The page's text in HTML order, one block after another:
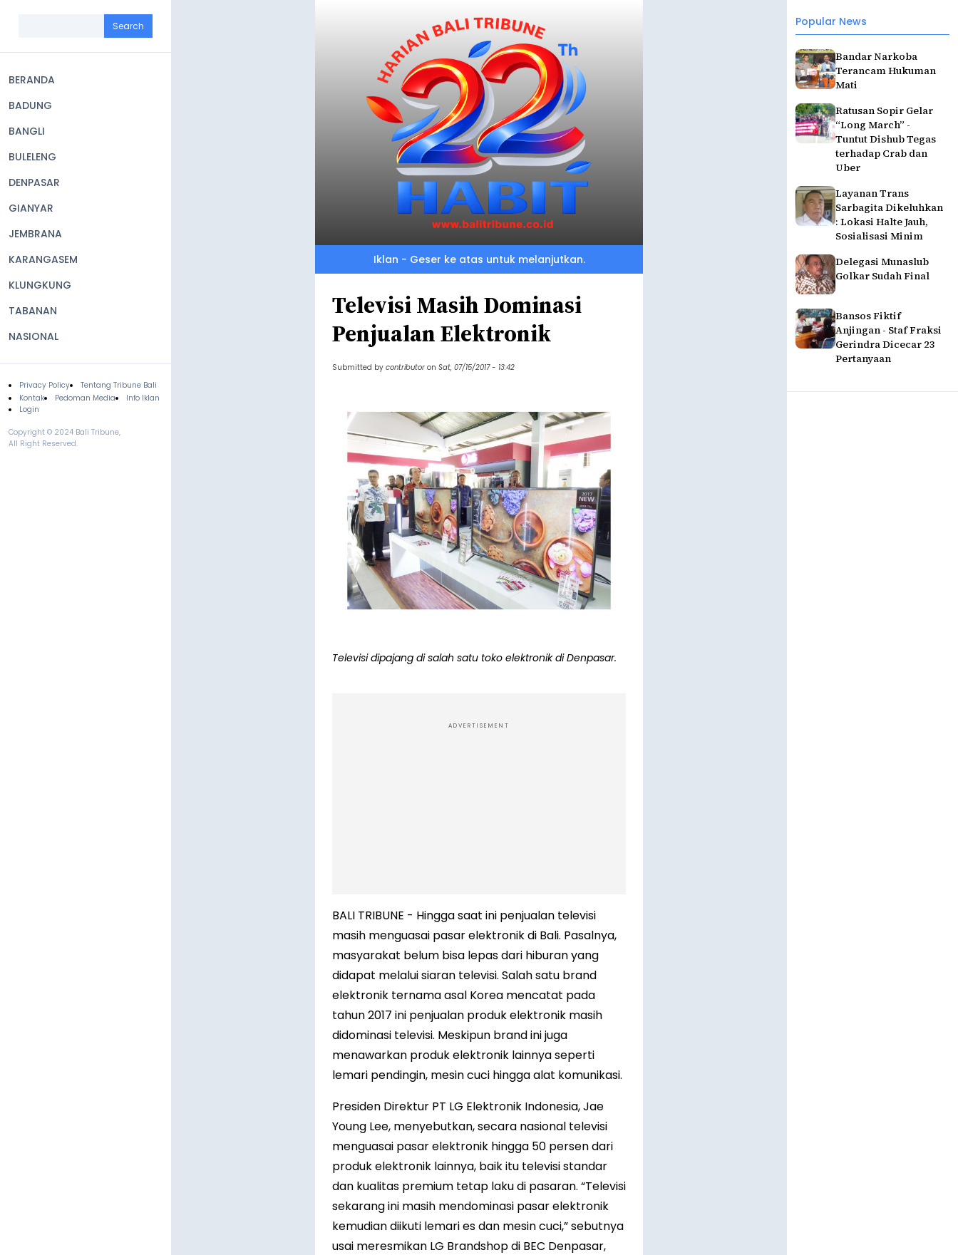
navigation
BERANDA
BADUNG
BANGLI
BULELENG
DENPASAR
GIANYAR
JEMBRANA
KARANGASEM
KLUNGKUNG
TABANAN
NASIONAL
Footer
Privacy Policy
Tentang Tribune Bali
Kontak
Pedoman Media
Info Iklan
Login
Copyright © 2024 Bali Tribune,
All Right Reserved.
Popular News
Bandar Narkoba
Terancam Hukuman
Mati
Ratusan Sopir Gelar
“Long March” -
Tuntut Dishub Tegas
terhadap Crab dan
Uber
Layanan Trans
Sarbagita Dikeluhkan
: Lokasi Halte Jauh,
Sosialisasi Minim
Delegasi Munaslub
Golkar Sudah Final
Bansos Fiktif
Anjingan - Staf Fraksi
Gerindra Dicecar 23
Pertanyaan
Iklan - Geser ke atas untuk melanjutkan.
Televisi Masih Dominasi
Penjualan Elektronik
Submitted by contributor on Sat, 07/15/2017 - 13:42
Televisi dipajang di salah satu toko elektronik di Denpasar.
ADVERTISEMENT
BALI TRIBUNE - Hingga saat ini penjualan televisi
masih menguasai pasar elektronik di Bali. Pasalnya,
masyarakat belum bisa lepas dari hiburan yang
didapat melalui siaran televisi. Salah satu brand
elektronik ternama asal Korea mencatat pada
tahun 2017 ini penjualan produk elektronik masih
didominasi televisi. Meskipun brand ini juga
menawarkan produk elektronik lainnya seperti
lemari pendingin, mesin cuci hingga alat komunikasi.
Presiden Direktur PT LG Elektronik Indonesia, Jae
Young Lee, menyebutkan, secara nasional televisi
menguasai pasar elektronik hingga 50 persen dari
produk elektronik lainnya, baik itu televisi standar
dan kualitas premium tetap laku di pasaran. “Televisi
sekarang ini masih mendominasi pasar elektronik
kemudian diikuti lemari es dan mesin cuci,” sebutnya
usai meresmikan LG Brandshop di BEC Denpasar,